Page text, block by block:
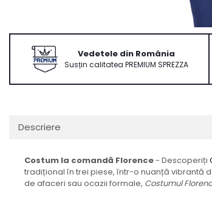
Vedetele din România
Susțin calitatea PREMIUM SPREZZA
Descriere
Costum la comandă Florence- Descoperiți
tradițional în trei piese, într-o nuanță vibrantă
de afaceri sau ocazii formale, Costumul